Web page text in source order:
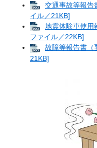
交通事故等報告
イル／21KB]
地震体験車使用
ファイル／22KB]
故障等報告書（
21KB]